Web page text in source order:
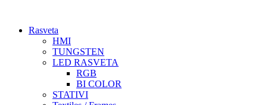
sadržajRasveta
HMI
TUNGSTEN
LED RASVETA
RGB
BI COLOR
STATIVI